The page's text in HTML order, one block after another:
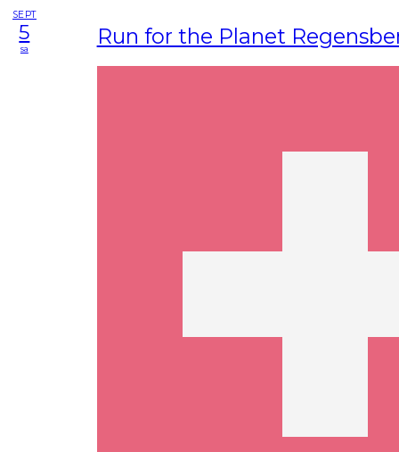
SEPT
5
sa Run for the Planet